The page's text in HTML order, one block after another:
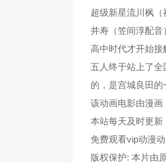
第41集
第45集
第49集
第57集
超级新星流川枫
井寿（笠间淳配音
高中时代才开始
五人终于站上了
的，是宫城良田的
该动画电影由漫画
本站每天及时更新
免费观看vip动漫
版权保护: 本片由